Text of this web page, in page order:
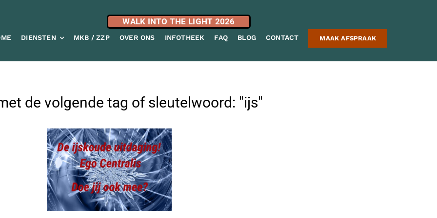
WALK INTO THE LIGHT 2026
DIENSTEN MKB / ZZP OVER ONS INFOTHEEK FAQ BLOG CONTACT MAAK AFSPRAAK
de volgende tag of sleutelwoord: "ijs"